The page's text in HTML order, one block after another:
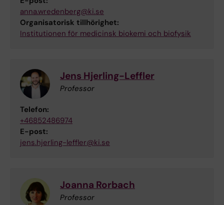
anna.wredenberg@ki.se
Organisatorisk tillhörighet:
Institutionen för medicinsk biokemi och biofysik
Jens Hjerling-Leffler
Professor
Telefon:
+46852486974
E-post:
jens.hjerling-leffler@ki.se
Joanna Rorbach
Professor